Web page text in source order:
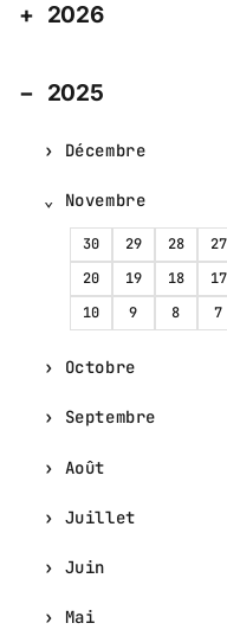
2026
2025
Décembre
Novembre
30 29 28 27
20
19 18 17
10
9 8 7
Octobre
Septembre
Août
Juillet
Juin
Mai